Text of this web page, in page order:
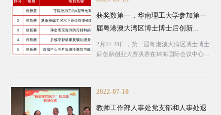
获奖数第一，华南理工大学参加第一
届粤港澳大湾区博士博士后创新...
2月27-28日，第一届粤港澳大湾区博士博士
后创新创业大赛决赛在珠海国际会议中心举
2022-07-10
教师工作部人事处党支部和人事处退